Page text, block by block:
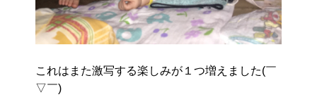
これはまた激写する楽しみが１つ増えました(￣
▽￣)